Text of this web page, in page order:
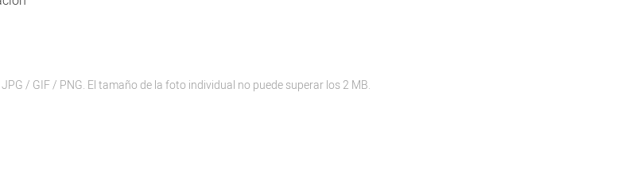
/ GIF / PNG. El tamaño de la foto individual no puede superar los 2 MB.